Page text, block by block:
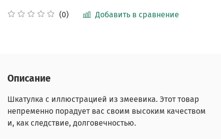
(0) Добавить в сравнение
Описание
Шкатулка с иллюстрацией из змеевика. Этот товар
непременно порадует вас своим высоким качеством
и, как следствие, долговечностью.